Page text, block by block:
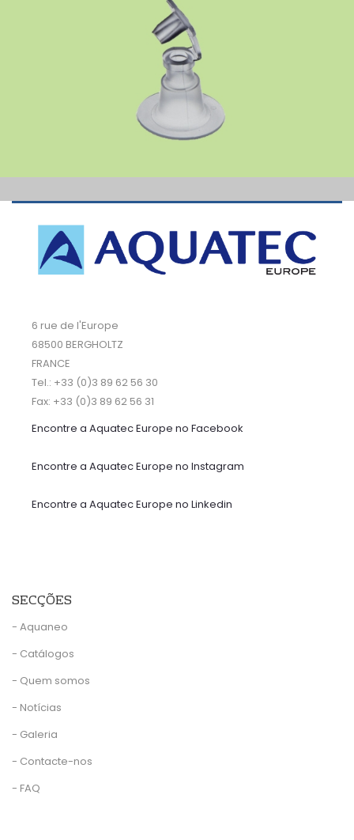
6 rue de l'Europe
68500 BERGHOLTZ
FRANCE
Tel.: +33 (0)3 89 62 56 30
Fax: +33 (0)3 89 62 56 31
Encontre a Aquatec Europe no Facebook
Encontre a Aquatec Europe no Instagram
Encontre a Aquatec Europe no Linkedin
SECÇÕES
- Aquaneo
- Catálogos
- Quem somos
- Notícias
- Galeria
- Contacte-nos
- FAQ